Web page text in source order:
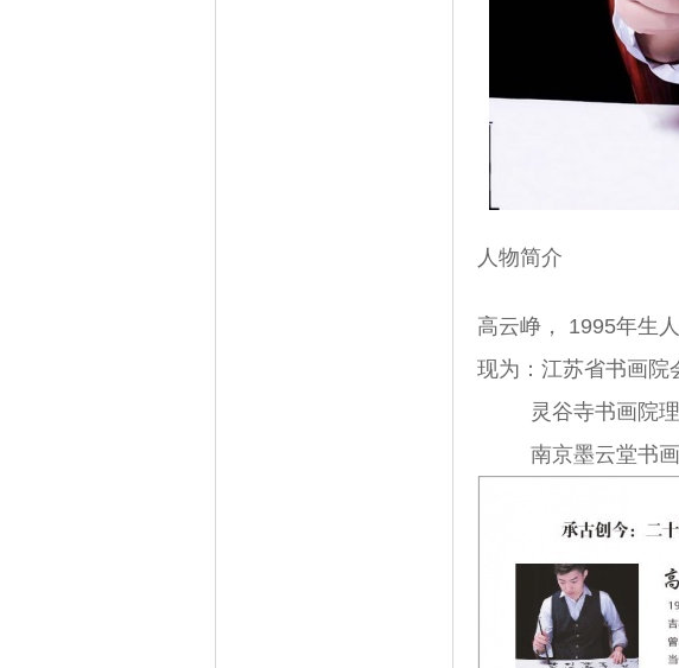
人物简介
高云峥 ， 1995年生
现为：江苏省书画院
灵谷寺书画院
南京墨云堂书